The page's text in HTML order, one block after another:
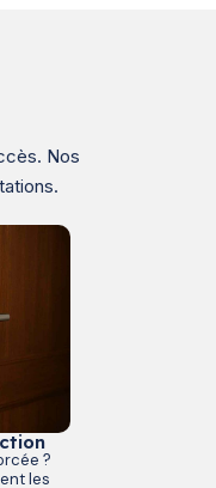
Nos
?
les